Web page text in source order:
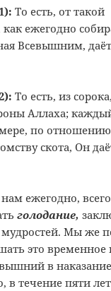
То есть, от такой
как ежегодно
Всевышним,
То есть, из
Аллаха;
по отношению
скота, Он
ежегодно,
голодание,
мудростей. Мы же
это временное
в наказание
в течение пяти